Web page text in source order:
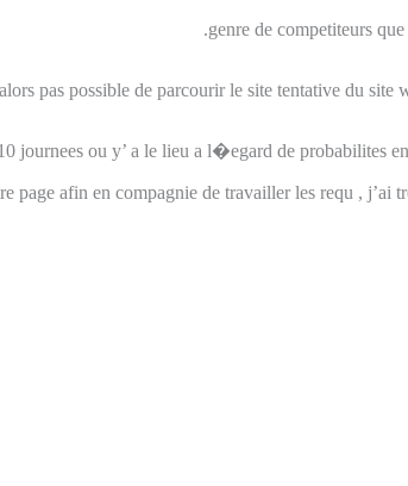
genre de competiteurs
pas possible de parcourir le site tentative du site
journees ou y’ a le lieu a l�egard de probabilites
afin en compagnie de travailler les requ , j’ai